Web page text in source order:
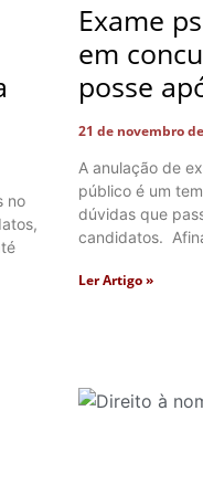
no
Exame
em
posse
21 de novembro
A anulação de
público é um
dúvidas que
candidatos.
Ler Artigo »